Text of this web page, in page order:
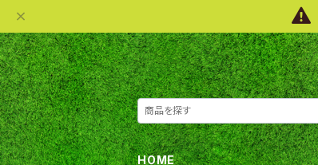
HOME